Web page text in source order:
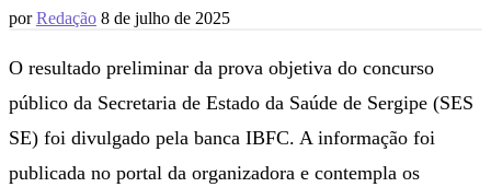
porRedação 8 de julho de 2025
O resultado preliminar da prova objetiva do concurso
público da Secretaria de Estado da Saúde de Sergipe (SES
SE) foi divulgado pela banca IBFC. A informação foi
publicada no portal da organizadora e contempla os